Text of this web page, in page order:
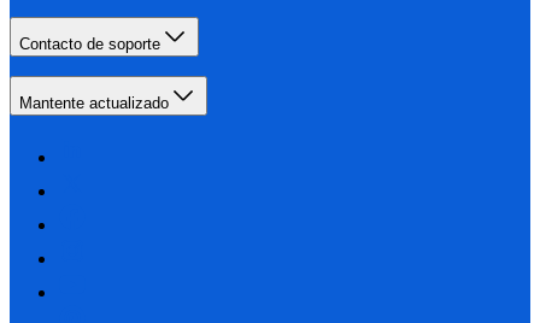
Contacto de soporte
Mantente actualizado